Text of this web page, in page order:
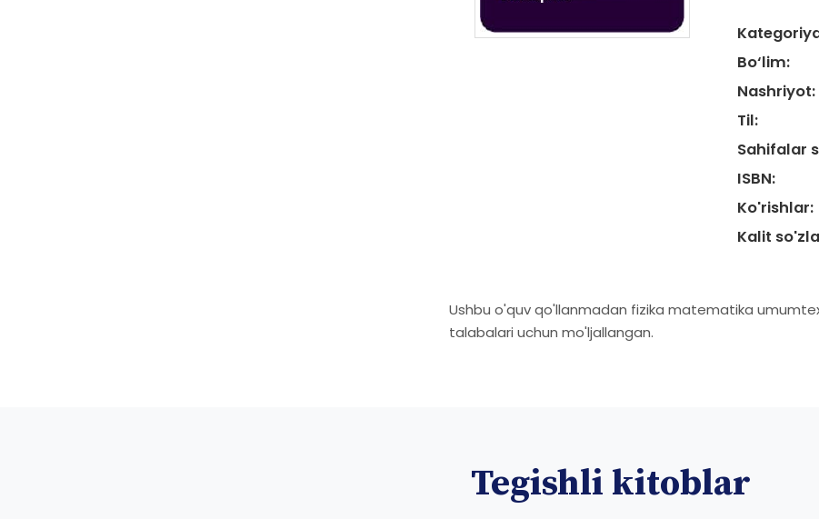
Bo‘lim:
Nashriyot:
Til:
Sahifalar
ISBN:
Ko'rishlar:
Kalit
Ushbu o'quv qo'llanmadan fizika matematika
talabalari uchun mo'ljallangan.
Tegishli kitoblar